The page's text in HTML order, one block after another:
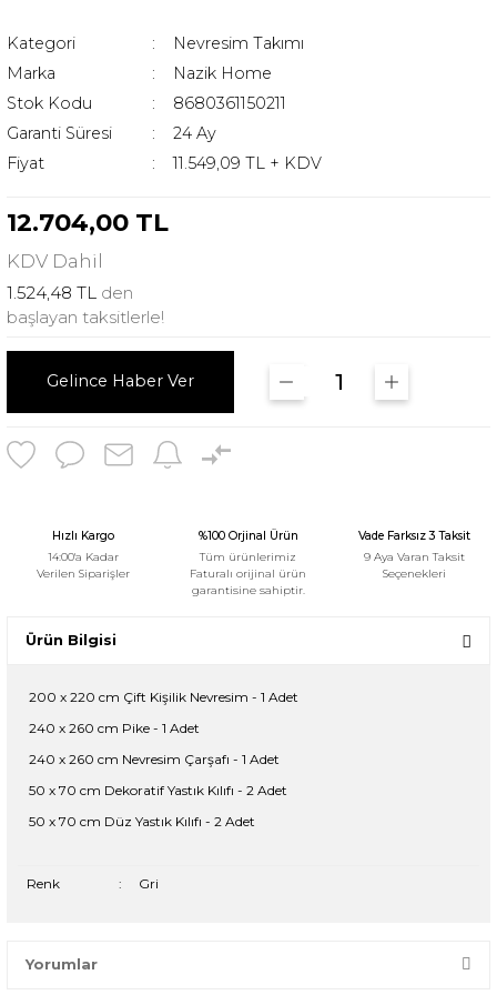
Kategori
Nevresim Takımı
Marka
Nazik Home
Stok Kodu
8680361150211
Garanti Süresi
24 Ay
Fiyat
11.549,09 TL + KDV
12.704,00 TL
KDV Dahil
1.524,48 TL den
başlayan taksitlerle!
Gelince Haber Ver
Hızlı Kargo
14:00'a Kadar
Verilen Siparişler
%100 Orjinal Ürün
Tüm ürünlerimiz
Faturalı orijinal ürün
garantisine sahiptir.
Vade Farksız 3 Taksit
9 Aya Varan Taksit
Seçenekleri
Ürün Bilgisi
200 x 220 cm Çift Kişilik Nevresim - 1 Adet
240 x 260 cm Pike - 1 Adet
240 x 260 cm Nevresim Çarşafı - 1 Adet
50 x 70 cm Dekoratif Yastık Kılıfı - 2 Adet
50 x 70 cm Düz Yastık Kılıfı - 2 Adet
Renk : Gri
Yorumlar